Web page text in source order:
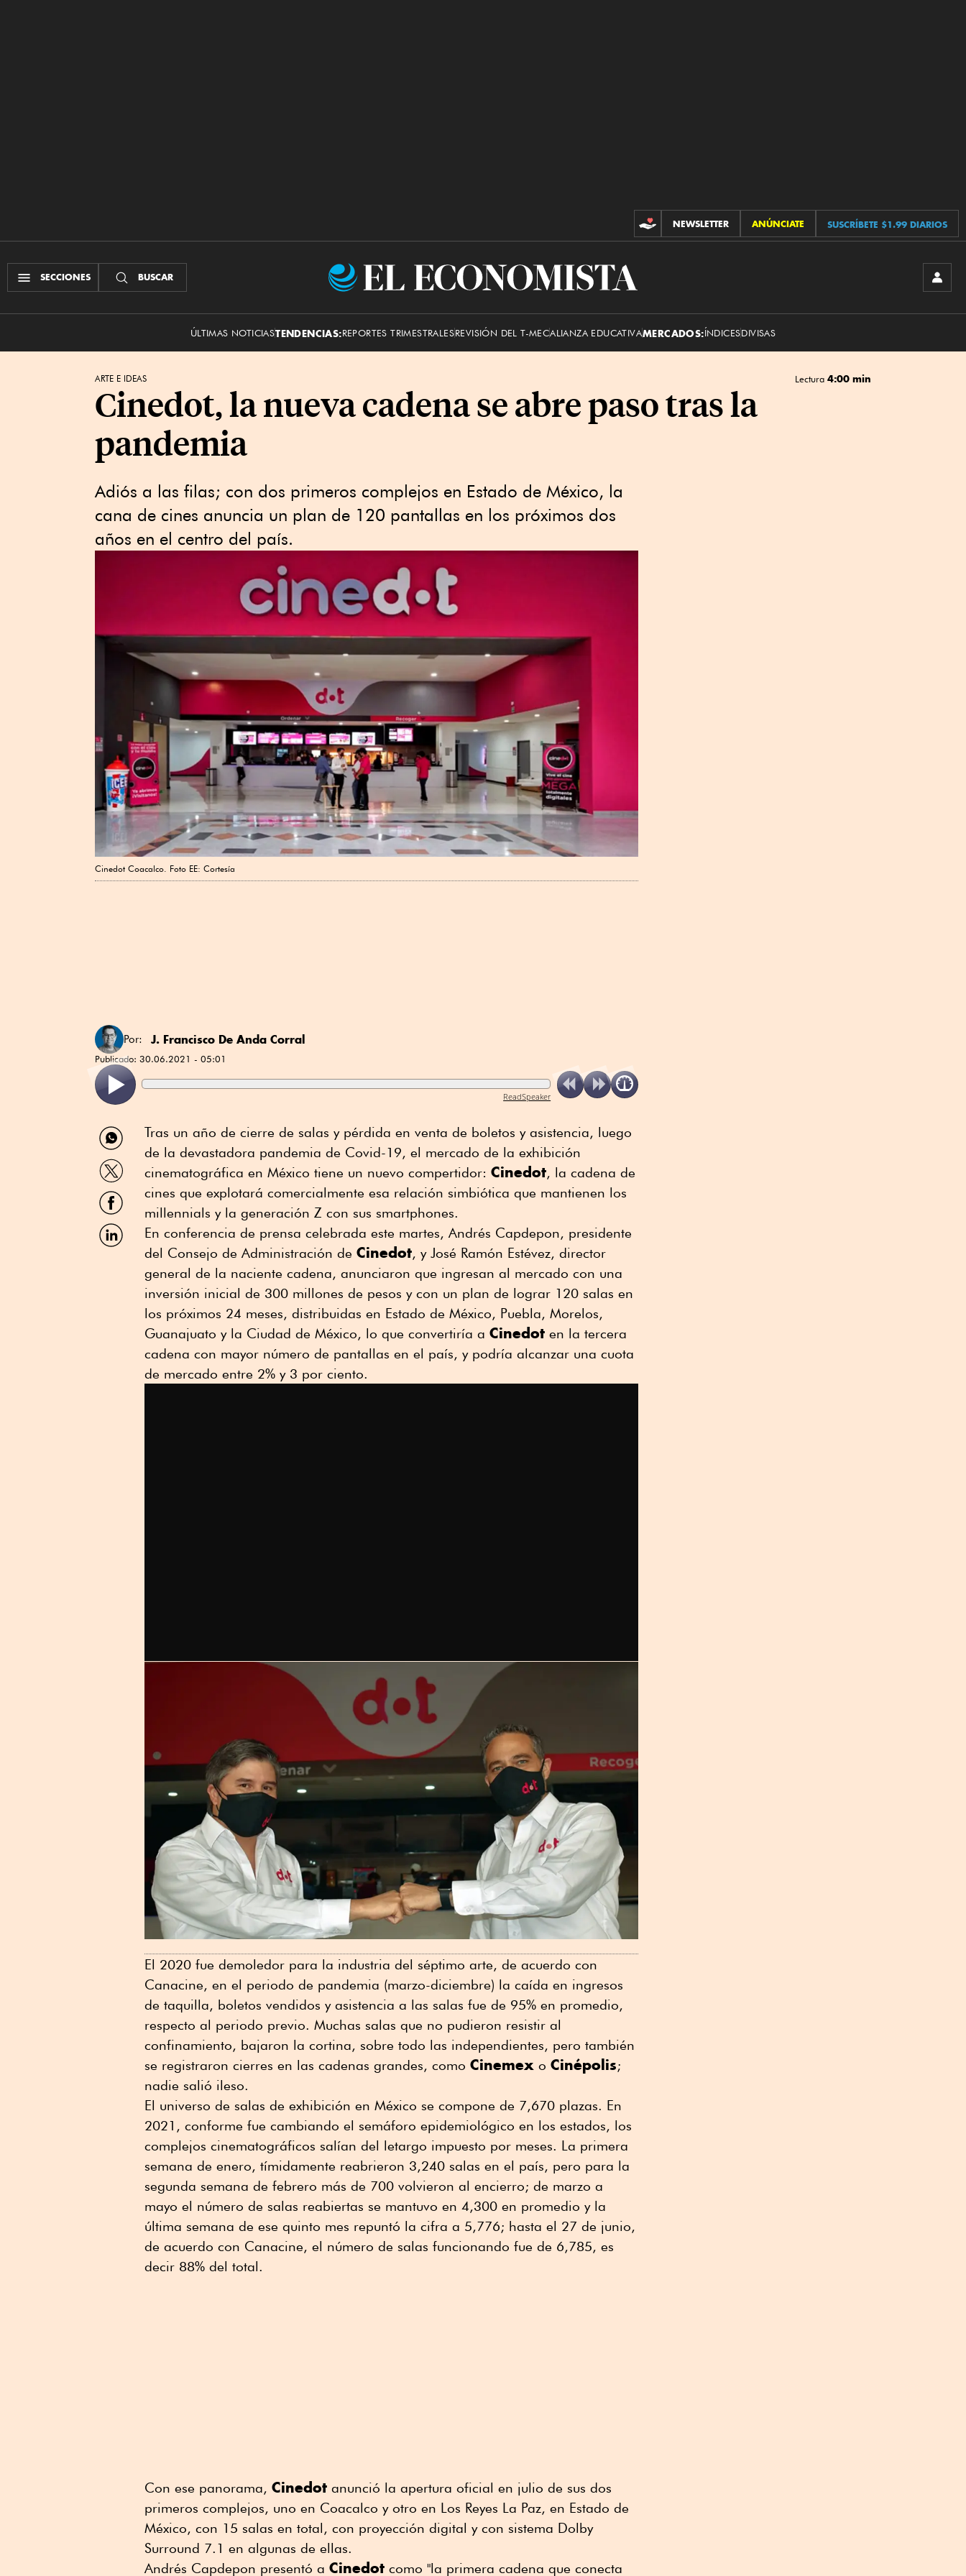
CONTRIBUCIONES
NEWSLETTER ANÚNCIATE SUSCRÍBETE $1.99 DIARIOS
SECCIONES BUSCAR
El
ÚLTIMAS NOTICIASTENDENCIAS:REPORTES TRIMESTRALESREVISIÓN DEL T-MECALIANZA EDUCATIVAMERCADOS:ÍNDICESDIVISAS
ARTE E IDEAS Lectura 4:00 min
Cinedot, la nueva cadena se abre paso tras la
pandemia
Adiós a las filas; con dos primeros complejos en Estado de México, la
cana de cines anuncia un plan de 120 pantallas en los próximos dos
años en el centro del país.
Cinedot Coacalco. Foto EE: Cortesía
Por: J. Francisco De Anda Corral
Publicado: 30.06.2021 - 05:01
ReadSpeaker
Compartir
por
WhatsApp
Compartir
por
Twitter
Compartir
por
Facebook
Compartir
por
Tras un año de cierre de salas y pérdida en venta de boletos y asistencia, luego
de la devastadora pandemia de Covid-19, el mercado de la exhibición
cinematográfica en México tiene un nuevo compertidor: Cinedot, la cadena de
cines que explotará comercialmente esa relación simbiótica que mantienen los
millennials y la generación Z con sus smartphones.
En conferencia de prensa celebrada este martes, Andrés Capdepon, presidente
del Consejo de Administración de Cinedot, y José Ramón Estévez, director
general de la naciente cadena, anunciaron que ingresan al mercado con una
inversión inicial de 300 millones de pesos y con un plan de lograr 120 salas en
los próximos 24 meses, distribuidas en Estado de México, Puebla, Morelos,
Guanajuato y la Ciudad de México, lo que convertiría a Cinedot en la tercera
cadena con mayor número de pantallas en el país, y podría alcanzar una cuota
de mercado entre 2% y 3 por ciento.
El 2020 fue demoledor para la industria del séptimo arte, de acuerdo con
Canacine, en el periodo de pandemia (marzo-diciembre) la caída en ingresos
de taquilla, boletos vendidos y asistencia a las salas fue de 95% en promedio,
respecto al periodo previo. Muchas salas que no pudieron resistir al
confinamiento, bajaron la cortina, sobre todo las independientes, pero también
se registraron cierres en las cadenas grandes, como Cinemex o Cinépolis;
nadie salió ileso.
El universo de salas de exhibición en México se compone de 7,670 plazas. En
2021, conforme fue cambiando el semáforo epidemiológico en los estados, los
complejos cinematográficos salían del letargo impuesto por meses. La primera
semana de enero, tímidamente reabrieron 3,240 salas en el país, pero para la
segunda semana de febrero más de 700 volvieron al encierro; de marzo a
mayo el número de salas reabiertas se mantuvo en 4,300 en promedio y la
última semana de ese quinto mes repuntó la cifra a 5,776; hasta el 27 de junio,
de acuerdo con Canacine, el número de salas funcionando fue de 6,785, es
decir 88% del total.
Con ese panorama, Cinedot anunció la apertura oficial en julio de sus dos
primeros complejos, uno en Coacalco y otro en Los Reyes La Paz, en Estado de
México, con 15 salas en total, con proyección digital y con sistema Dolby
Surround 7.1 en algunas de ellas.
Andrés Capdepon presentó a Cinedot como "la primera cadena que conecta